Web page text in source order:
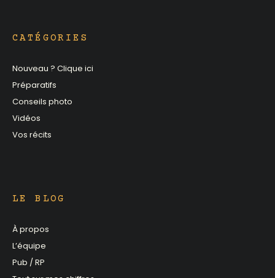
CATÉGORIES
Nouveau ? Clique ici
Préparatifs
Conseils photo
Vidéos
Vos récits
LE BLOG
À propos
L’équipe
Pub / RP